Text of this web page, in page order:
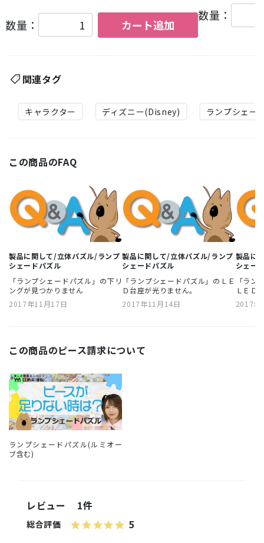
数量： カート追加
数量：
関連タグ
キャラクター ディズニー(Disney) ランプシェー
この商品のFAQ
製品に関して/立体パズル/ランプ
シェードパズル
「ランプシェードパズル」の下リ
ングが見つかりません
2017年11月17日
製品に関して/立体パズル/ランプ
シェードパズル
「ランプシェードパズル」のＬＥ
Ｄ台座が光りません。
2017年11月14日
製品に
シェー
「ラ
ＬＥＤ
2017年
この商品のピース請求について
ランプシェードパズル(ルミオー
ブ含む)
レビュー 1件
総合評価 5